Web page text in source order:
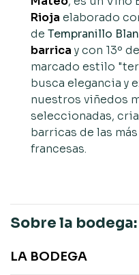
Rioja elaborado
de Tempranillo
barrica y con 13º
marcado estilo
busca elegancia y
nuestros viñedos
seleccionadas,
barricas de las
francesas.
Sobre la
LA BODEGA